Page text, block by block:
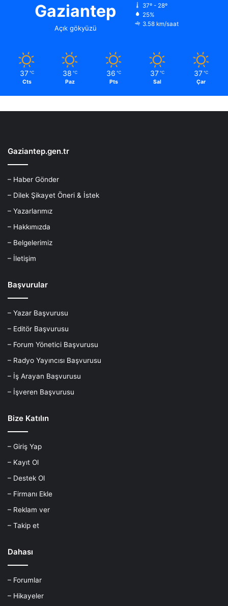
Gaziantep
Açık gökyüzü
37º - 28º
25%
3.58 km/saat
37 ℃
Cts
38 ℃
Paz
36 ℃
Pts
37 ℃
Sal
37 ℃
Çar
Gaziantep.gen.tr
– Haber Gönder
– Dilek Şikayet Öneri & İstek
– Yazarlarımız
– Hakkımızda
– Belgelerimiz
– İletişim
Başvurular
– Yazar Başvurusu
– Editör Başvurusu
– Forum Yönetici Başvurusu
– Radyo Yayıncısı Başvurusu
– İş Arayan Başvurusu
– İşveren Başvurusu
Bize Katılın
– Giriş Yap
– Kayıt Ol
– Destek Ol
– Firmanı Ekle
– Reklam ver
– Takip et
Dahası
– Forumlar
– Hikayeler